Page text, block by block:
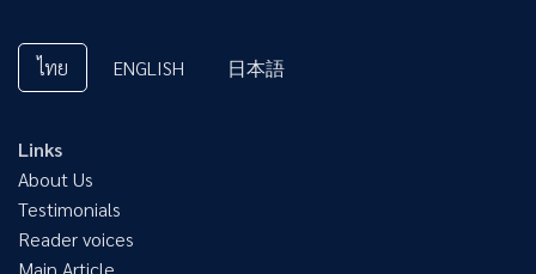
ไทย ENGLISH 日本語
Links
About Us
Testimonials
Reader voices
Main Article